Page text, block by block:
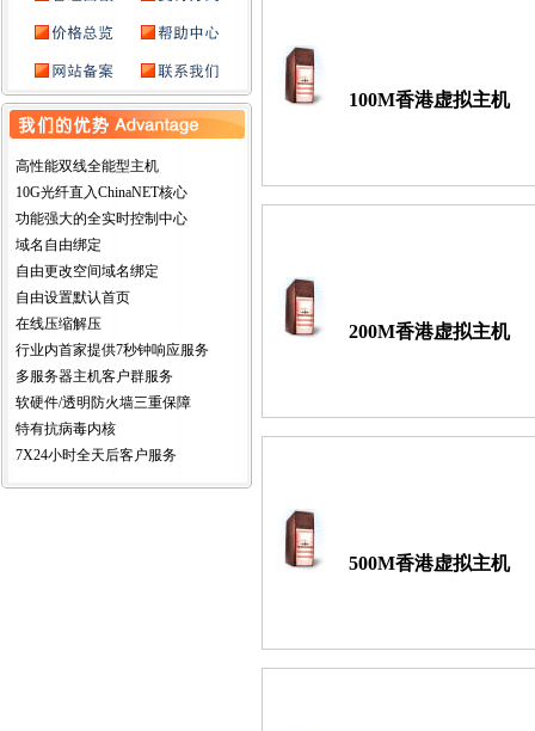
高性能双线全能型主机
10G光纤直入ChinaNET核心
功能强大的全实时控制中心
域名自由绑定
自由更改空间域名绑定
自由设置默认首页
在线压缩解压
行业内首家提供7秒钟响应服务
多服务器主机客户群服务
软硬件/透明防火墙三重保障
特有抗病毒内核
7X24小时全天后客户服务
100M香港虚拟主机
200M香港虚拟主机
500M香港虚拟主机